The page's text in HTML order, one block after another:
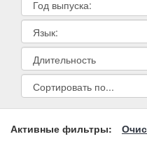
Активные фильтры: